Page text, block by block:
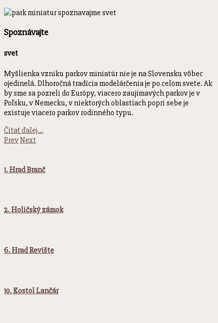
Spoznávajte
svet
Myšlienka vzniku parkov miniatúr nie je na Slovensku vôbec
ojedinelá. Dlhoročná tradícia modelárčenia je po celom svete. Ak
by sme sa pozreli do Európy, viacero zaujímavých parkov je v
Poľsku, v Nemecku, v niektorých oblastiach popri sebe je
existuje viacero parkov rodinného typu.
Čítať ďalej...
Prev Next
1. Hrad Branč
2. Holičský zámok
6. Hrad Revište
10. Kostol Lančár